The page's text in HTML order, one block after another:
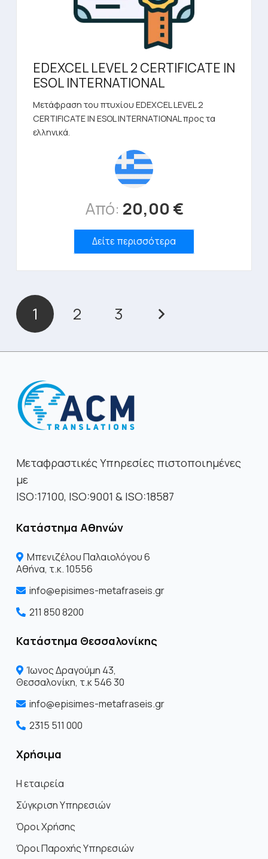
EDEXCEL LEVEL 2 CERTIFICATE IN
ESOL INTERNATIONAL
Μετάφραση του πτυχίου EDEXCEL LEVEL 2
CERTIFICATE IN ESOL INTERNATIONAL προς τα
ελληνικά.
Από: 20,00 €
Δείτε περισσότερα
1 2 3
Μεταφραστικές Υπηρεσίες πιστοποιημένες
με
ISO:17100, ISO:9001 & ISO:18587
Κατάστημα Αθηνών
Μπενιζέλου Παλαιολόγου 6
Αθήνα, τ.κ. 10556
info@episimes-metafraseis.gr
211 850 8200
Κατάστημα Θεσσαλονίκης
Ίωνος Δραγoύμη 43,
Θεσσαλονίκη, τ.κ 546 30
info@episimes-metafraseis.gr
2315 511 000
Χρήσιμα
Η εταιρεία
Σύγκριση Υπηρεσιών
Όροι Χρήσης
Όροι Παροχής Υπηρεσιών